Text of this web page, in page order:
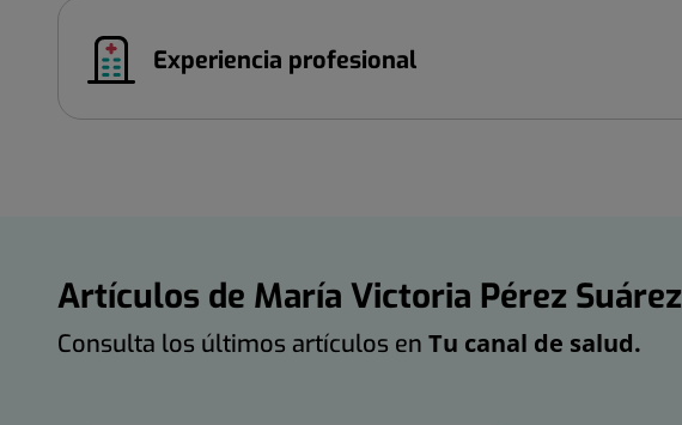
Experiencia profesional
Artículos de María Victoria Pérez Suárez
Consulta los últimos artículos en Tu canal de salud.